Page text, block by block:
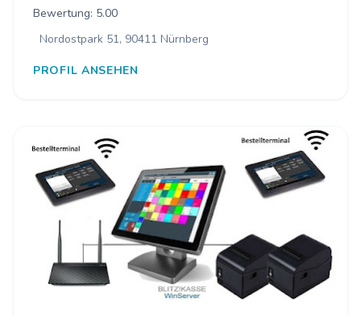
Bewertung: 5.00
Nordostpark 51, 90411 Nürnberg
PROFIL ANSEHEN